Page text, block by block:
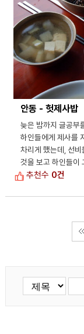
안동 - 헛제사밥
늦은 밤까지 글공부
하인들에게 제사를
차리게 했는데, 선
것을 보고 하인들이
추천수 0건